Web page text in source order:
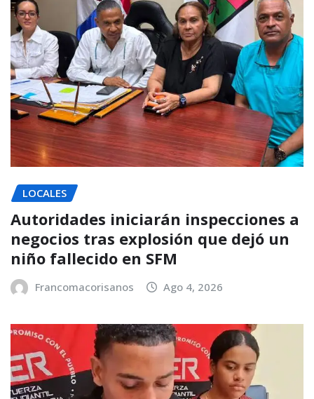
LOCALES
Autoridades iniciarán inspecciones a
negocios tras explosión que dejó un
niño fallecido en SFM
Francomacorisanos Ago 4, 2026